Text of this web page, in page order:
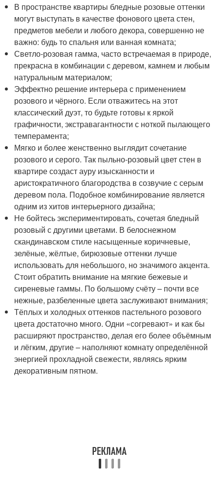
В пространстве квартиры бледные розовые оттенки
могут выступать в качестве фонового цвета стен,
предметов мебели и любого декора, совершенно не
важно: будь то спальня или ванная комната;
Светло-розовая гамма, часто встречаемая в природе,
прекрасна в комбинации с деревом, камнем и любым
натуральным материалом;
Эффектно решение интерьера с применением
розового и чёрного. Если отважитесь на этот
классический дуэт, то будьте готовы к яркой
графичности, экстравагантности с ноткой пылающего
темперамента;
Мягко и более женственно выглядит сочетание
розового и серого. Так пыльно-розовый цвет стен в
квартире создаст ауру изысканности и
аристократичного благородства в созвучие с серым
деревом пола. Подобное комбинирование является
одним из хитов интерьерного дизайна;
Не бойтесь экспериментировать, сочетая бледный
розовый с другими цветами. В белоснежном
скандинавском стиле насыщенные коричневые,
зелёные, жёлтые, бирюзовые оттенки лучше
использовать для небольшого, но значимого акцента.
Стоит обратить внимание на мягкие бежевые и
сиреневые гаммы. По большому счёту – почти все
нежные, разбеленные цвета заслуживают внимания;
Тёплых и холодных оттенков пастельного розового
цвета достаточно много. Одни «согревают» и как бы
расширяют пространство, делая его более объёмным
и лёгким, другие – наполняют комнату определённой
энергией прохладной свежести, являясь ярким
декоративным пятном.